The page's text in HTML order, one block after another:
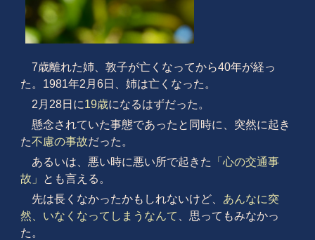
7歳離れた姉、敦子が亡くなってから40年が経っ
た。1981年2月6日、姉は亡くなった。
2月28日に19歳になるはずだった。
懸念されていた事態であったと同時に、突然に起き
た不慮の事故だった。
あるいは、悪い時に悪い所で起きた
「心の交通事
故」
とも言える。
先は長くなかったかもしれないけど、 あんなに突
然、いなくなってしまうなんて
、思ってもみなかっ
た。